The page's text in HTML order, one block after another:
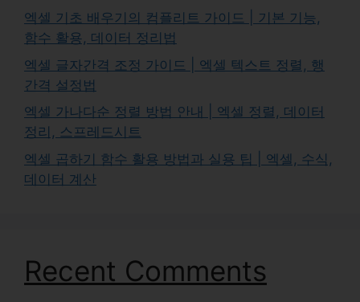
엑셀 기초 배우기의 컴플리트 가이드 | 기본 기능,
함수 활용, 데이터 정리법
엑셀 글자간격 조정 가이드 | 엑셀 텍스트 정렬, 행
간격 설정법
엑셀 가나다순 정렬 방법 안내 | 엑셀 정렬, 데이터
정리, 스프레드시트
엑셀 곱하기 함수 활용 방법과 실용 팁 | 엑셀, 수식,
데이터 계산
Recent Comments